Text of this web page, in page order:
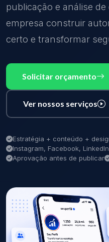
publicação e análise
empresa construir
certo e transformar
Solicitar orçamento
Ver nossos serviços
Estratégia + conteúdo +
Instagram, Facebook,
Aprovação antes de publicar